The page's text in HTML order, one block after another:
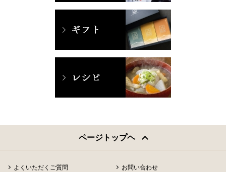
ページトップヘ
よくいただくご質問 お問い合わせ